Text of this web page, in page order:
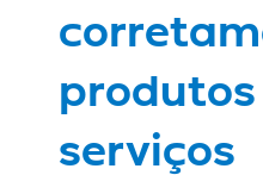
produtos
serviços